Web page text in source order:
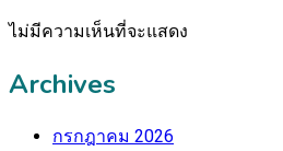
ไม่มีความเห็นที่จะแสดง
Archives
กรกฎาคม 2026